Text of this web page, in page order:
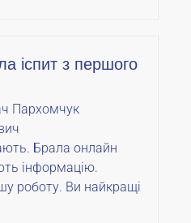
іспит з першого
Пархомчук
Брала онлайн
інформацію.
роботу. Ви найкращі